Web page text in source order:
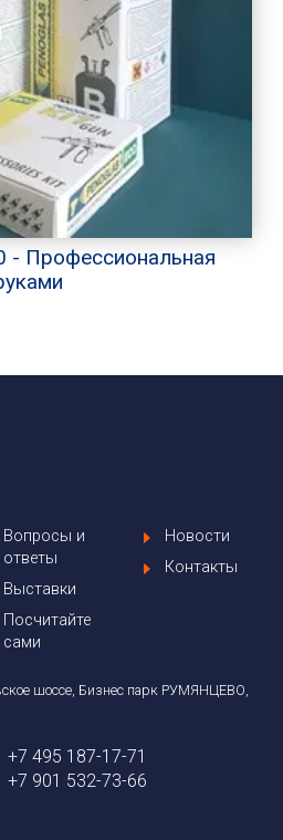
- Профессиональная
Вопросы и
ответы
Выставки
Посчитайте
сами
Новости
Контакты
шоссе, Бизнес парк РУМЯНЦЕВО,
+7 495 187-17-71
+7 901 532-73-66